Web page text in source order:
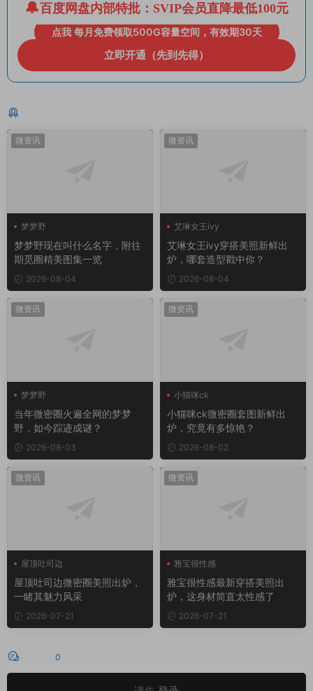
百度网盘内部特批：SVIP会员直降最低100元
点我 每月免费领取500G容量空间，有效期30天
立即开通（先到先得）
微资讯
梦梦野
梦梦野现在叫什么名字，附往
期觅圈精美图集一览
2026-08-04
微资讯
艾琳女王ivy
艾琳女王ivy穿搭美照新鲜出
炉，哪套造型戳中你？
2026-08-04
微资讯
梦梦野
当年微密圈火遍全网的梦梦
野，如今踪迹成谜？
2026-08-03
微资讯
小猫咪ck
小猫咪ck微密圈套图新鲜出
炉，究竟有多惊艳？
2026-08-02
微资讯
屋顶吐司边
屋顶吐司边微密圈
屋顶吐司边微密圈美照出炉，
一睹其魅力风采
2026-07-21
微资讯
雅宝很性感
雅宝很性感最新穿搭美照出
炉，这身材简直太性感了
2026-07-21
0